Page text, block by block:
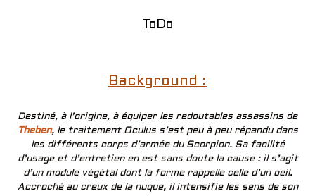
ToDo
Background :
Destiné, à l’origine, à équiper les redoutables assassins de
Theben, le traitement Oculus s’est peu à peu répandu dans
les différents corps d’armée du Scorpion. Sa facilité
d’usage et d’entretien en est sans doute la cause : il s’agit
d’un module végétal dont la forme rappelle celle d’un oeil.
Accroché au creux de la nuque, il intensifie les sens de son